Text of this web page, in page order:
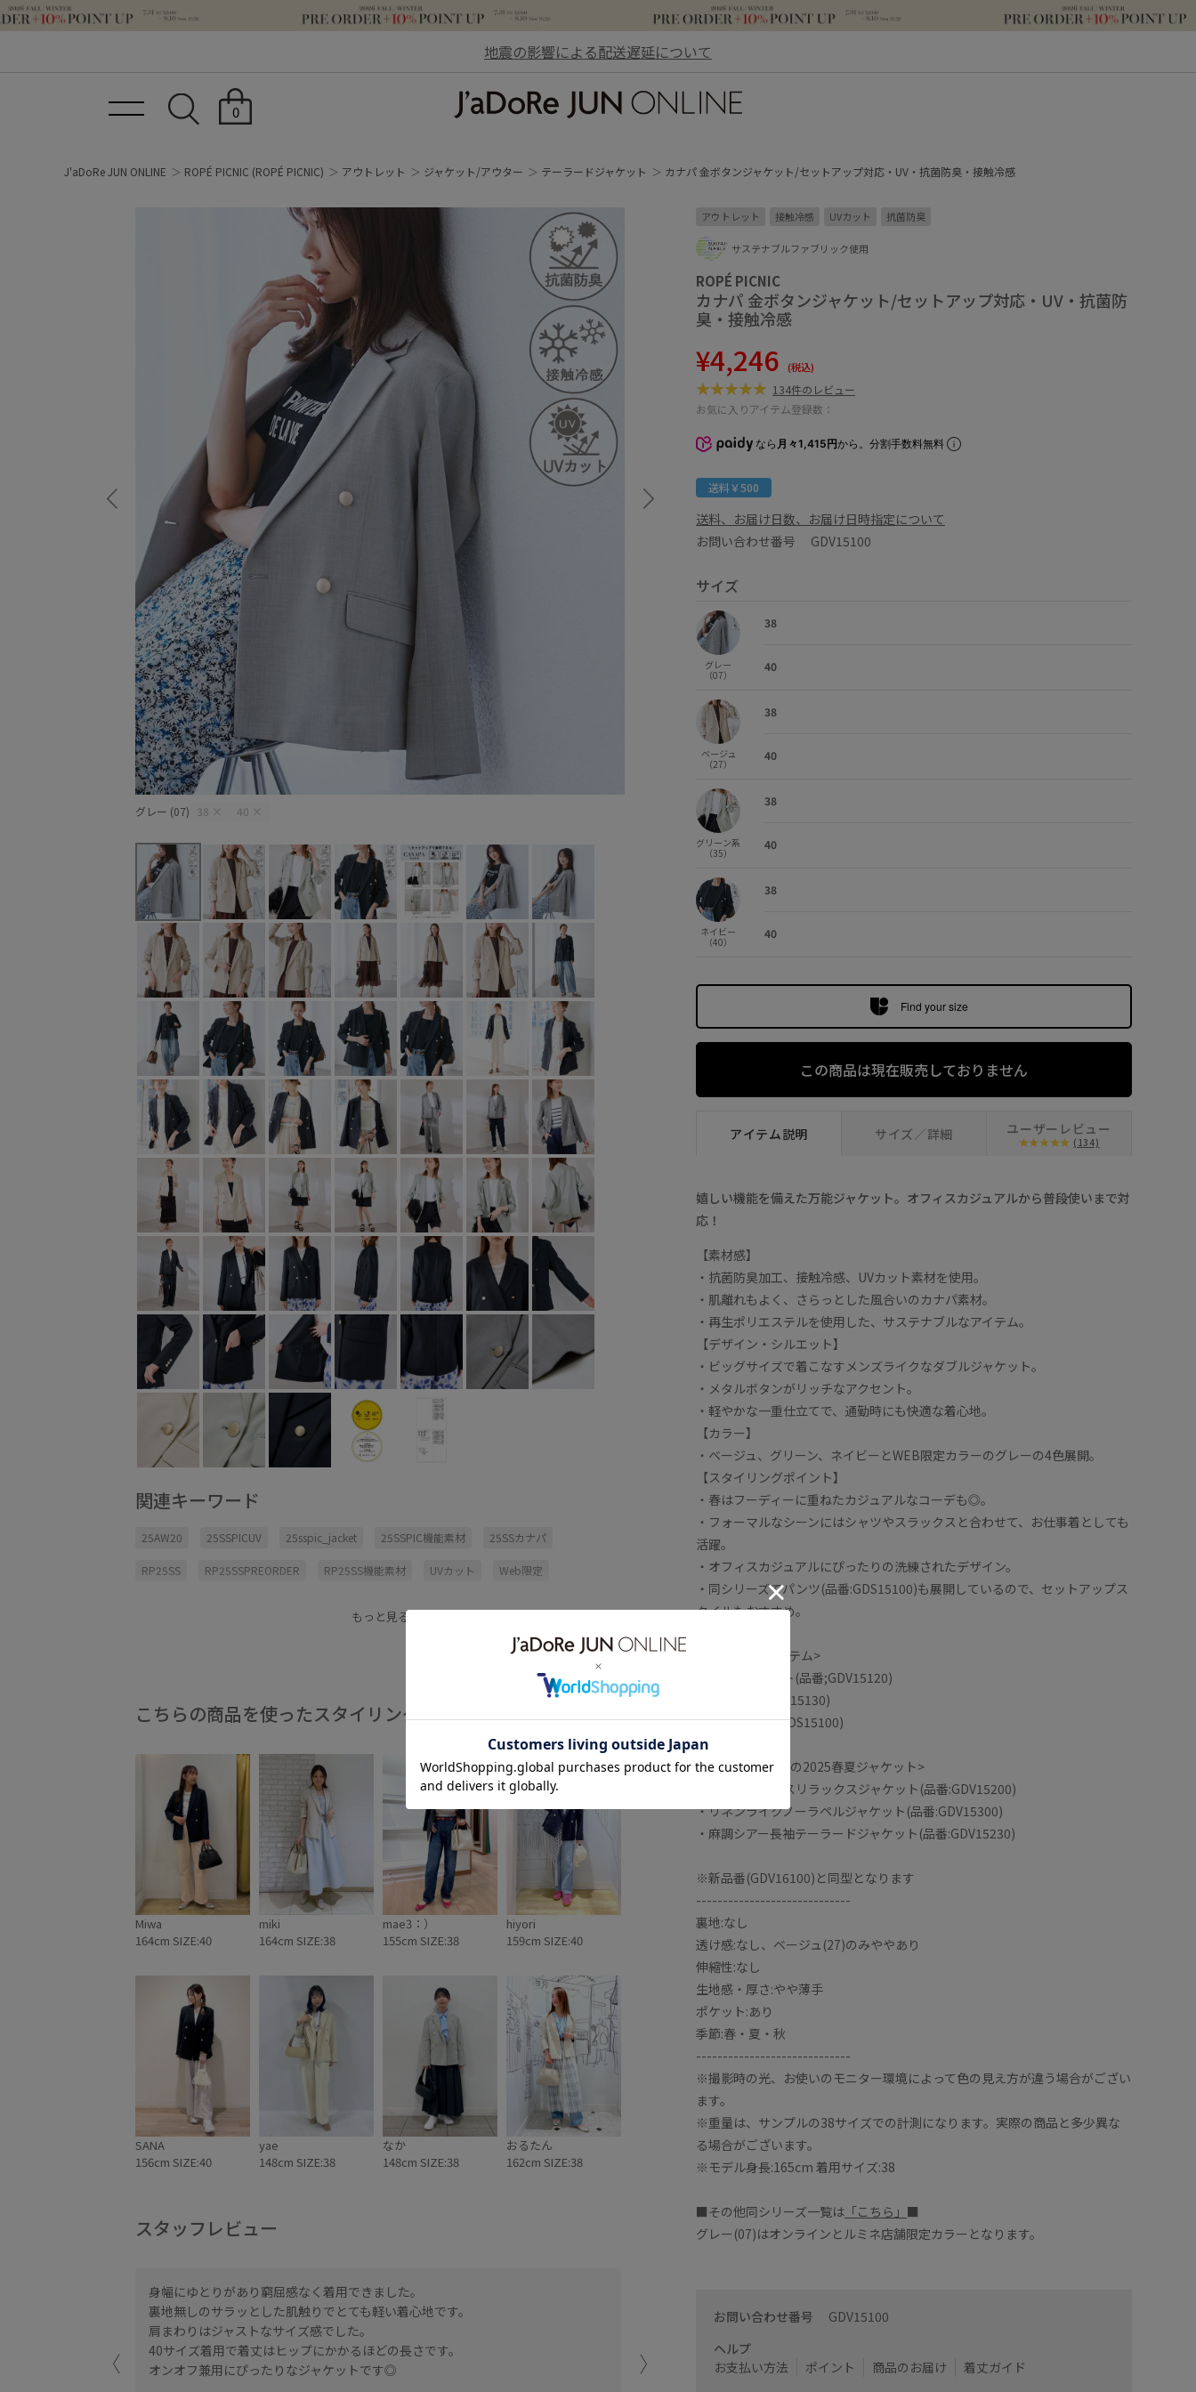
地震の影響による配送遅延について
0
J'aDoRe JUN ONLINE ROPÉ PICNIC (ROPÉ PICNIC) アウトレット ジャケット/アウター テーラードジャケット カナパ 金ボタンジャケット/セットアップ対応・UV・抗菌防臭・接触冷感
グレー (07) 38 × 40 × 38×
関連キーワード
25AW20 25SSPICUV 25sspic_jacket 25SSPIC機能素材 25SSカナパ
RP25SS RP25SSPREORDER RP25SS機能素材 UVカット Web限定
シアー シャツ
通勤用 金ボタン 防臭加工 限定カラー 麻
もっと見る
こちらの商品を使ったスタイリング
Miwa
164cm SIZE:40
miki
164cm SIZE:38
mae3：）
155cm SIZE:38
hiyori
159cm SIZE:40
SANA
156cm SIZE:40
yae
148cm SIZE:38
なか
148cm SIZE:38
おるたん
162cm SIZE:38
スタッフレビュー
身幅にゆとりがあり窮屈感なく着用できました。
裏地無しのサラッとした肌触りでとても軽い着心地です。
肩まわりはジャストなサイズ感でした。
40サイズ着用で着丈はヒップにかかるほどの長さです。
オンオフ兼用にぴったりなジャケットです◎
裏地がなく、さらっと涼しく着用できます◎
阪急西宮ガーデンズ
着用サイズ : 38
アウトレット 接触冷感 UVカット 抗菌防臭
サステナブルファブリック使用
ROPÉ PICNIC
カナパ 金ボタンジャケット/セットアップ対応・UV・抗菌防
臭・接触冷感
¥4,246 (税込)
134件のレビュー
お気に入りアイテム登録数：
なら 月々1,415円から。分割手数料無料
送料￥500
送料、お届け日数、お届け日時指定について
お問い合わせ番号 GDV15100
サイズ
グレー
（07）
38
40
ベージュ
（27）
38
40
グリーン系
（35）
38
40
ネイビー
（40）
38
40
Find your size
この商品は現在販売しておりません
アイテム説明 サイズ／詳細 ユーザーレビュー
(134)
嬉しい機能を備えた万能ジャケット。オフィスカジュアルから普段使いまで対
応！
【素材感】
・抗菌防臭加工、接触冷感、UVカット素材を使用。
・肌離れもよく、さらっとした風合いのカナパ素材。
・再生ポリエステルを使用した、サステナブルなアイテム。
【デザイン・シルエット】
・ビッグサイズで着こなすメンズライクなダブルジャケット。
・メタルボタンがリッチなアクセント。
・軽やかな一重仕立てで、通勤時にも快適な着心地。
【カラー】
・ベージュ、グリーン、ネイビーとWEB限定カラーのグレーの4色展開。
【スタイリングポイント】
・春はフーディーに重ねたカジュアルなコーデも◎。
・フォーマルなシーンにはシャツやスラックスと合わせて、お仕事着としても
活躍。
・オフィスカジュアルにぴったりの洗練されたデザイン。
・同シリーズでパンツ(品番:GDS15100)も展開しているので、セットアップス
タイルもおすすめ。
<同シリーズアイテム>
・ジレジャケット(品番;GDV15120)
・ジレ(品番:GDV15130)
・パンツ(品番:GDS15100)
<その他おすすめの2025春夏ジャケット>
・エフォートレスリラックスジャケット(品番:GDV15200)
・リネンライクノーラペルジャケット(品番:GDV15300)
・麻調シアー長袖テーラードジャケット(品番:GDV15230)
※新品番(GDV16100)と同型となります
-----------------------------
裏地:なし
透け感:なし、ベージュ(27)のみややあり
伸縮性:なし
生地感・厚さ:やや薄手
ポケット:あり
季節:春・夏・秋
-----------------------------
※撮影時の光、お使いのモニター環境によって色の見え方が違う場合がござい
ます。
※重量は、サンプルの38サイズでの計測になります。実際の商品と多少異な
る場合がございます。
※モデル身長:165cm 着用サイズ:38
■その他同シリーズ一覧は 「こちら」 ■
グレー(07)はオンラインとルミネ店舗限定カラーとなります。
お問い合わせ番号 GDV15100
ヘルプ
お支払い方法
ポイント 商品のお届け 着丈ガイド